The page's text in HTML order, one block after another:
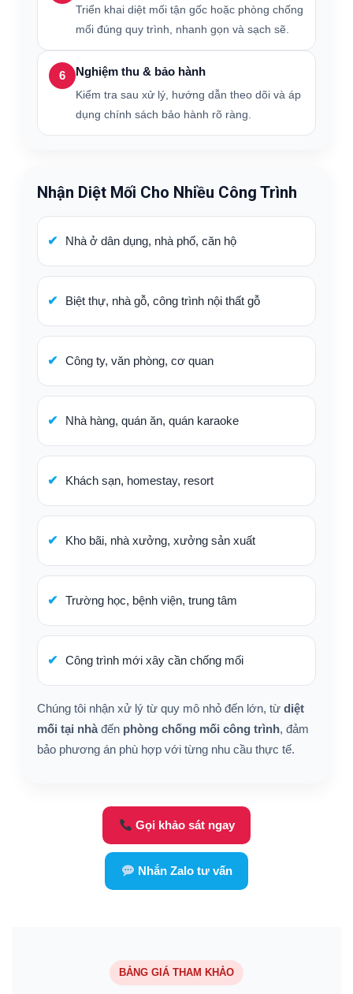
Triển khai diệt mối tận gốc hoặc phòng chống
mối đúng quy trình, nhanh gọn và sạch sẽ.
6 Nghiệm thu & bảo hành
Kiểm tra sau xử lý, hướng dẫn theo dõi và áp
dụng chính sách bảo hành rõ ràng.
Nhận Diệt Mối Cho Nhiều Công Trình
Nhà ở dân dụng, nhà phố, căn hộ
Biệt thự, nhà gỗ, công trình nội thất gỗ
Công ty, văn phòng, cơ quan
Nhà hàng, quán ăn, quán karaoke
Khách sạn, homestay, resort
Kho bãi, nhà xưởng, xưởng sản xuất
Trường học, bệnh viện, trung tâm
Công trình mới xây cần chống mối
Chúng tôi nhận xử lý từ quy mô nhỏ đến lớn, từ diệt
mối tại nhà đến phòng chống mối công trình, đảm
bảo phương án phù hợp với từng nhu cầu thực tế.
Gọi khảo sát ngay
Nhắn Zalo tư vấn
BẢNG GIÁ THAM KHẢO